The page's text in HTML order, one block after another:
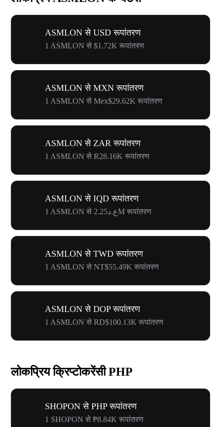
ASMLON से USD रूपांतरण
1 ASMLON से $1.72K रूपांतरण
ASMLON से MXN रूपांतरण
1 ASMLON से Mex$29.62K रूपांतरण
ASMLON से ZAR रूपांतरण
1 ASMLON से R28.16K रूपांतरण
ASMLON से IQD रूपांतरण
1 ASMLON से ع.د2.25M रूपांतरण
ASMLON से TWD रूपांतरण
1 ASMLON से NT$55.49K रूपांतरण
ASMLON से DOP रूपांतरण
1 ASMLON से RD$100.13K रूपांतरण
लोकप्रिय क्रिप्टोकरेंसी PHP
SHOPON से PHP रूपांतरण
1 SHOPON से ₱8.84K रूपांतरण